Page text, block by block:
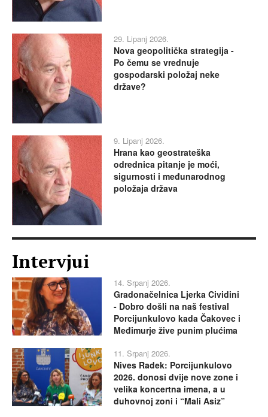
29. Lipanj 2026.
Nova geopolitička strategija -
Po čemu se vrednuje
gospodarski položaj neke
države?
9. Lipanj 2026.
Hrana kao geostrateška
odrednica pitanje je moći,
sigurnosti i međunarodnog
položaja država
Intervjui
14. Srpanj 2026.
Gradonačelnica Ljerka Cividini
- Dobro došli na naš festival
Porcijunkulovo kada Čakovec i
Međimurje žive punim plućima
11. Srpanj 2026.
Nives Radek: Porcijunkulovo
2026. donosi dvije nove zone i
velika koncertna imena, a u
duhovnoj zoni i “Mali Asiz”